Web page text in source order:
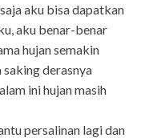
aku bisa dapatkan
aku benar-benar
hujan semakin
derasnya
ini hujan masih
persalinan lagi dan